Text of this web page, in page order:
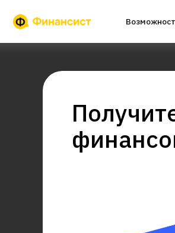
Возможности